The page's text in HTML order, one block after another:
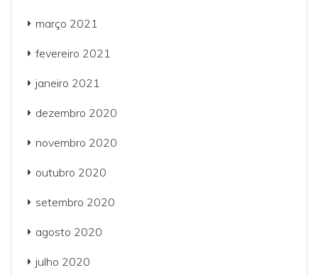
março 2021
fevereiro 2021
janeiro 2021
dezembro 2020
novembro 2020
outubro 2020
setembro 2020
agosto 2020
julho 2020